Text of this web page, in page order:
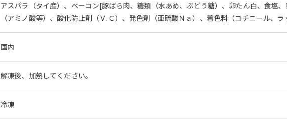
アスパラ（タイ産）、ベーコン[豚ばら肉、糖類（水あめ、ぶどう糖）、卵たん白、食塩
（アミノ酸等）、酸化防止剤（Ｖ.Ｃ）、発色剤（亜硫酸Ｎａ）、着色料（コチニール、
国内
解凍後、加熱してください。
冷凍